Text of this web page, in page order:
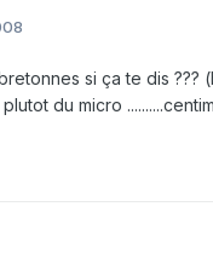
si ça te dis
du micro